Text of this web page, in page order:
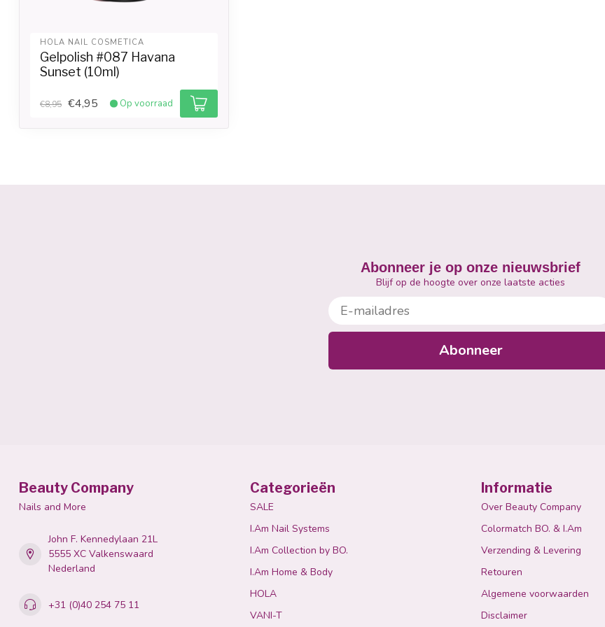
HOLA NAIL COSMETICA
Gelpolish #087 Havana
Sunset (10ml)
€8,95 €4,95 Op voorraad
Abonneer je op onze nieuwsbrief
Blijf op de hoogte over onze laatste acties
E-mailadres
Abonneer
Beauty Company
Nails and More
John F. Kennedylaan 21L
5555 XC Valkenswaard
Nederland
+31 (0)40 254 75 11
Categorieën
SALE
I.Am Nail Systems
I.Am Collection by BO.
I.Am Home & Body
HOLA
VANI-T
Informatie
Over Beauty Company
Colormatch BO. & I.Am
Verzending & Levering
Retouren
Algemene voorwaarden
Disclaimer